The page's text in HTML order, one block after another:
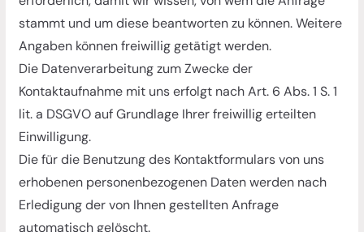
stammt und um diese beantworten zu können. Weitere
Angaben können freiwillig getätigt werden.
Die Datenverarbeitung zum Zwecke der
Kontaktaufnahme mit uns erfolgt nach Art. 6 Abs. 1 S. 1
lit. a DSGVO auf Grundlage Ihrer freiwillig erteilten
Einwilligung.
Die für die Benutzung des Kontaktformulars von uns
erhobenen personenbezogenen Daten werden nach
Erledigung der von Ihnen gestellten Anfrage
automatisch gelöscht.